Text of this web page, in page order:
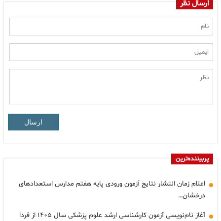
ارسال نظر
ارسال
پربیننده‌ترین
اعلام زمان انتشار نتایج آزمون ورودی پایه هفتم مدارس استعدادهای
درخشان…
آغاز نام‌نویسی آزمون کارشناسی ارشد علوم پزشکی سال ۱۴۰۵ از فردا